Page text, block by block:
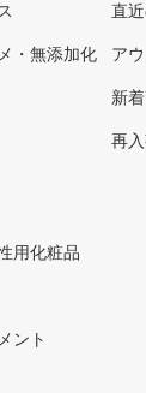
・無添加化
用化粧品
ント
直
ア
新
再